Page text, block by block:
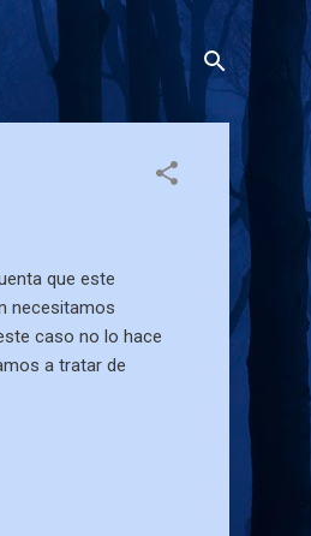
que este
necesitamos
caso no lo hace
a tratar de